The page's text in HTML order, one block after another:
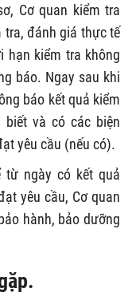
Cơ quan kiểm tra
tra, đánh giá thực tế
hạn kiểm tra không
báo. Ngay sau khi
báo kết quả kiểm
và có các biện
yêu cầu (nếu có).
từ ngày có kết quả
yêu cầu, Cơ quan
hành, bảo dưỡng